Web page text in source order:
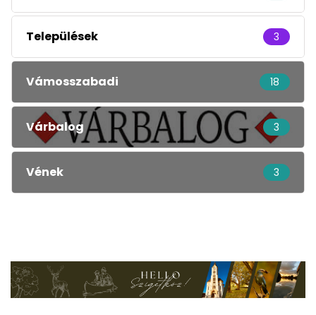
Települések 3
Vámosszabadi 18
Várbalog 3
Vének 3